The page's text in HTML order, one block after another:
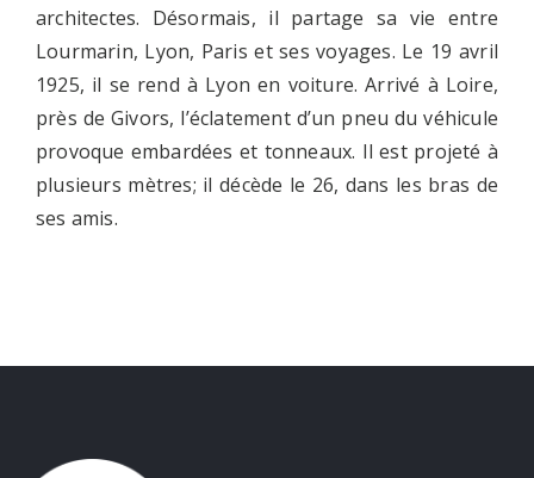
architectes. Désormais, il partage sa vie entre
Lourmarin, Lyon, Paris et ses voyages. Le 19 avril
1925, il se rend à Lyon en voiture. Arrivé à Loire,
près de Givors, l’éclatement d’un pneu du véhicule
provoque embardées et tonneaux. Il est projeté à
plusieurs mètres; il décède le 26, dans les bras de
ses amis.